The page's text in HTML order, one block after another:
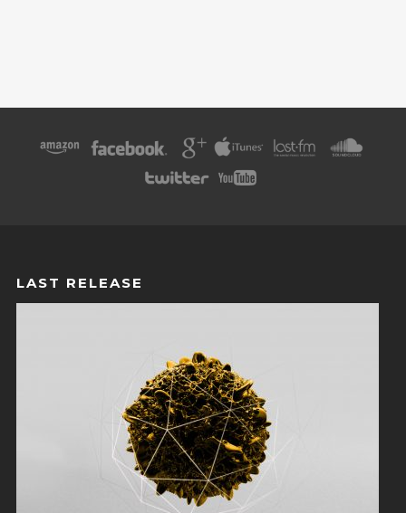
LAST RELEASE